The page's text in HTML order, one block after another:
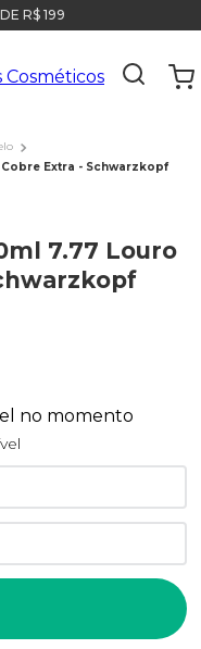
R$ 199
Extra - Schwarzkopf
7.77 Louro
no momento